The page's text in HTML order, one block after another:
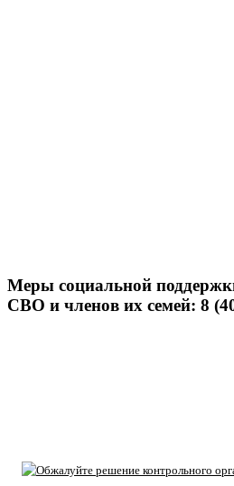
Меры социальной
СВО и членов их семей: 8